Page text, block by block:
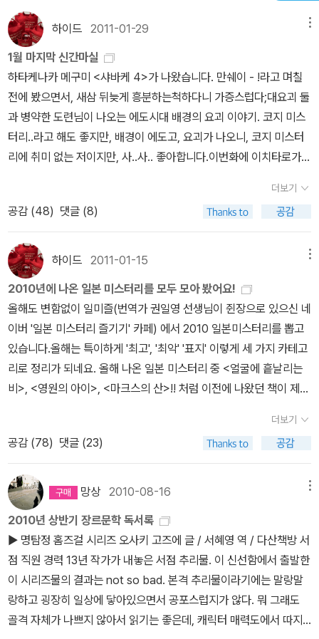
일상과 사건의 경쾌한 해결방식에 더 초점이 맞춰져 있다. 그렇기에
책을 좋아하는 사람, ‘북러버’라는 공통항이 있다면 이 시리즈를 더욱
즐길 수 있다. 그런 사람들에게 이 시리즈는 공감의 폭도 재미의 폭도
두 배가 되는 셈. 사소한 것 하나에도 너무나 다르게 생각하고 행동하
는 남녀의 차이를 디테일하게 꼬집는 ‘남녀 탐구생활’처럼 이 시리즈
는 책의 풍경과 서점의 일상을 리얼하고도 섬세하게 잡아낸다. 그래
서 읽는 이로 하여금 ‘그래, 그렇지’ 하는 공감과 더불어 ‘저럴 수도 있
겠구나’ 하는 의외성까지 선사하는 것. 익숙하고 친숙한 공간인 서점
점에서 일어나는 다양한 사건과 그 해결방식은 마치 한 편의 시트콤
처럼 가볍고 경쾌한 재미를 선사하는 한편, 사람과 사람 사이의 감정
교류는 읽는 이로 하여금 따뜻한 감정을 느끼게 한다. 지금 한창 인기
를 얻고 있는 ‘지붕 뚫고 하이킥’처럼 말이다. 책이 있고 사람이 있는
한 편의 시트콤 같은 이 소설은 ‘책을 좋아하고 서점을 좋아하는’ 독자
들에게 즐거운 선물이 되어줄 것이다.
품이지만 참 훈훈하다. '서점 직원이었던 경험을 살려' 이런재기 넘치
는 작품을쓴 작가는 마치 작가의 분신 같은 교코를 통해 얼마나 책을
사랑하는지를 마음껏 뽐내고 있다.고객으로 들르는 서점의 풍경과,
직원으로서 느끼는 서점의 일상은 참 다른 것 같다. 책을 주문하고 분
류하고 나르고 사은품을 전시하고 고객 응대를 하고 책을 찾아주고
사인회를 하고 영업사원을 상대한다. 이런 소소한 일들 덕분에 우리
는 쾌적한 분위기에서 책을 고르고 즐겁게 읽다가 사들고 집으로 올
수 있는 것이다.이 시리즈의 제목은 우습게도 <명탐정 홈즈걸 1, 2, 3
<명탐정 홈즈걸의 사라진 원고지>였다. 원래부터 1, 2, 3, 시리즈로
나가고 부제를 붙였으면 이런 일이 없었을 텐데, 아래 리뷰의 지적대
로 먼저 책을 산 사람은 제 짝 아닌 걸 가진 꼴이 되어 버렸다.다산책
방 편집자는 반성해야 한다. ^^; 3권으로 이 시리즈는 완간된 걸로 안
다. 누군가 이 시리즈를 사 읽겠다면 1, 3권을 권한다. 2권은 장편으로
재미가 좀 떨어진다. 다에는 동요를 흥얼거렸을 때와 같이 느긋한 태
도였다. ''숨긴다'와 '치운다'는 어떻게 다르지?' ' 치운다는 건 어떤 의
미에서 선행-좋은 행동이지요. 엉망으로 흐트러진 장소에 내던져진
편지를 본래 있어야 할 장소에 잘 치워둔다. 그렇잖아요? 꽤 바른 행
동이죠?' 교코는 헷갈려서 머리에 손을 갖다 대고 되물었다. ''숨긴
다'의 경우와 '치운다'의 경우는 구체적으로 어떻게 달라? 그러니까
말에 다에는 싱글벙글 덧붙였다. '서점에 관한 일만 취급해요.' -285p
하이드 2011-01-29
1월 마지막 신간마실
하타케나카 메구미 <샤바케 4>가 나왔습니다. 만쉐이 - !라고 며칠
전에 봤으면서, 새삼 뒤늦게 흥분하는척하다니 가증스럽다;대요괴 둘
과 병약한 도련님이 나오는 에도시대 배경의 요괴 이야기. 코지 미스
터리..라고 해도 좋지만, 배경이 에도고, 요괴가 나오니, 코지 미스터
리에 취미 없는 저이지만, 사..사.. 좋아합니다.이번화에 이치타로가
네요.얼마전 버스 안에서 권일영 선생님 이름으로 신간 알리미가 문
자로 왔길래 뭔가 알아보려다 까먹었더랬는데, 바로 이 책이었군요!
아야츠지 유키토 <미로관의 살인> 전 구판으로 읽긴 했어요. 관시리
즈 중에서도 꽤 재미있었던 책으로 기억합니다.번역은 여러부분 다듬
어졌다고 하니,구판 있으신분도 (많이 없겠지만) 새로 나온 판본 사보
시는 것이 좋을듯 합니다.원서 표지가 더 땡깁니다. 우메다 미카의 <
서점원의 사랑> 입니다. 전 일본 드라마 작가들의 책을 좀 좋아하는
데요, 우메다 미카는 <CA라고 불러줘>의 작가이기도 합니다.청춘소
설 필이 나지만, 제목의 '서점원'과 일드 작가라는 프로필에 관심이 갑
니다. 살짝 '4월 이야기' 영화가 떠오르기도 했구요. ^^책을 좋아하고,
서점을 좋아해 서점원의 길로 들어선 주인공과 그 주변의 등장인물들
사이에서 펼쳐지는 인간관계 속에서 저마다의 사랑과 일에 대한 고민
을 중심으로 이야기는 전개된다. 아직은 흔들리는 청춘의 한 길목에
그리고 그 속에서 주인공 쇼코의 선택은 무엇일까?서점에 관한 이야
기라면, 최근에 7권까지 나온 <서점 숲의 아카리> 도 있고, 서점 직
원이 주인공인오사키 고즈에의 명탐정 홈즈걸 시리즈도 있으며, 미야
베 미유키의<쓸쓸한 사냥꾼> 도 생각나네요.일드 작가의 책으로는요
두 권이 생각납니다.주석 시리즈도 꾸준히 나오고 있습니다. 얼마전
에 <주석 달린 허클베리 핀>이 나오더니, 이번엔 케네스 그레이엄의
<주석달린 버드나무에 부는 바람> 이 나왔어요.홈즈, 오즈, 앨리스,
허클베리 핀까지의 주석은 그럴법한데, <버드나무에 부는 바람>의
더보기
공감 (48) 댓글 (8)
하이드 2011-01-15
2010년에 나온 일본 미스터리를 모두 모아 봤어요!
올해도 변함없이 일미즐(번역가 권일영 선생님이 쥔장으로 있으신 네
이버 '일본 미스터리 즐기기' 카페) 에서 2010 일본미스터리를 뽑고
있습니다.올해는 특이하게 '최고', '최악' '표지' 이렇게 세 가지 카테고
리로 정리가 되네요. 올해 나온 일본 미스터리 중 <얼굴에 흩날리는
비>, <영원의 아이>, <마크스의 산>!! 처럼 이전에 나왔던 책이 제외
10년에 나왔던 일본 미스터리들을 정리해 보고자 합니다.정리에 들
어가기 전, 지금( 1월 15일) 까지의 카페에서의 대세는아래와 같습니
다. <침묵의 교실> 읽어보긴 하겠는데, 아.. 진짜 오리하라 이치 재미
나긴 한데, 500페이지 넘어가는 책 읽고 나면 한 3개월쯤 늙는 기분
이라 선뜻 살 수가 없네요. 이번엔 600페이지도 넘어;아마 <밀실 살
인사건>이나 <잘린 머리처럼 불길한 것> 정도가 1위이지 않을까 조
심스레 예측 ( 1월말까지 투표에요.) <잘린머리처럼 불길한 것>은 표
지 분야에서도 압도적으로 1위.. 라고 생각. (역시)우타노 쇼고의 <여
왕님과 나>, 히가시노 게이고의 <명탐정의 규칙>은 호오가 갈려서
좋은쪽에서도 싫은 쪽에서도 자주 볼 수 있습니다. 우타노 쇼고의 <
여왕님과 나> 정말 읽기 싫은 표지;; 읽어봐야겠네요. 이전 투표의 1
더보기
공감 (78) 댓글 (23)
망상2010-08-16
2010년 상반기 장르문학 독서록
▶ 명탐정 홈즈걸 시리즈 오사키 고즈에 글 / 서혜영 역 / 다산책방 서
점 직원 경력 13년 작가가 내놓은 서점 추리물. 이 신선함에서 출발한
이 시리즈물의 결과는 not so bad. 본격 추리물이라기에는 말랑말
랑하고 굉장히 일상에 닿아있으면서 공포스럽지가 않다. 뭐 그래도
골격 자체가 나쁘지 않아서 읽기는 좋은데, 캐릭터 매력도에서 따지